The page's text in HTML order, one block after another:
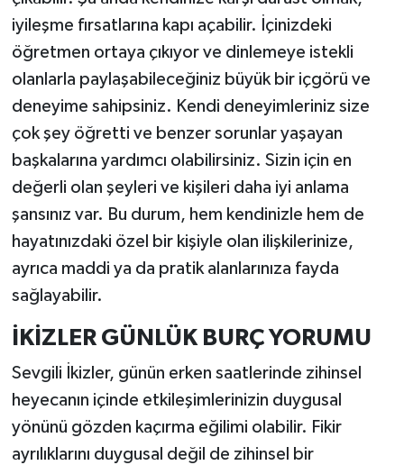
iyileşme fırsatlarına kapı açabilir. İçinizdeki
öğretmen ortaya çıkıyor ve dinlemeye istekli
olanlarla paylaşabileceğiniz büyük bir içgörü ve
deneyime sahipsiniz. Kendi deneyimleriniz size
çok şey öğretti ve benzer sorunlar yaşayan
başkalarına yardımcı olabilirsiniz. Sizin için en
değerli olan şeyleri ve kişileri daha iyi anlama
şansınız var. Bu durum, hem kendinizle hem de
hayatınızdaki özel bir kişiyle olan ilişkilerinize,
ayrıca maddi ya da pratik alanlarınıza fayda
sağlayabilir.
İKİZLER GÜNLÜK BURÇ YORUMU
Sevgili İkizler, günün erken saatlerinde zihinsel
heyecanın içinde etkileşimlerinizin duygusal
yönünü gözden kaçırma eğilimi olabilir. Fikir
ayrılıklarını duygusal değil de zihinsel bir